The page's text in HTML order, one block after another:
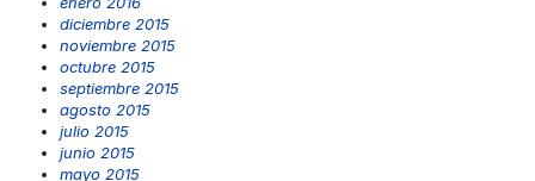
diciembre 2015
noviembre 2015
octubre 2015
septiembre 2015
agosto 2015
julio 2015
junio 2015
mayo 2015